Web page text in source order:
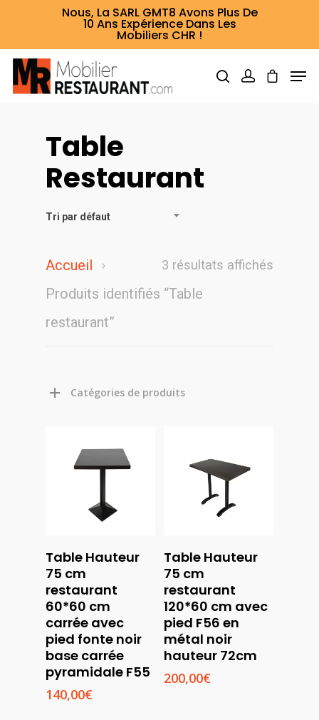
Nous, La SARL GMT8 Avons Plus De
10 Ans Expérience Dans Les
Mobiliers CHR !
Hit enter to search or ESC to close
Table
Restaurant
Tri par défaut
3 résultats affichés
Accueil
Produits identifiés “Table
restaurant”
Catégories de produits
Ajouter
Au
Panier
Table Hauteur
75 cm
restaurant
60*60 cm
carrée avec
pied fonte noir
base carrée
pyramidale F55
140,00€
Ajouter
Au
Panier
Table Hauteur
75 cm
restaurant
120*60 cm avec
pied F56 en
métal noir
hauteur 72cm
200,00€